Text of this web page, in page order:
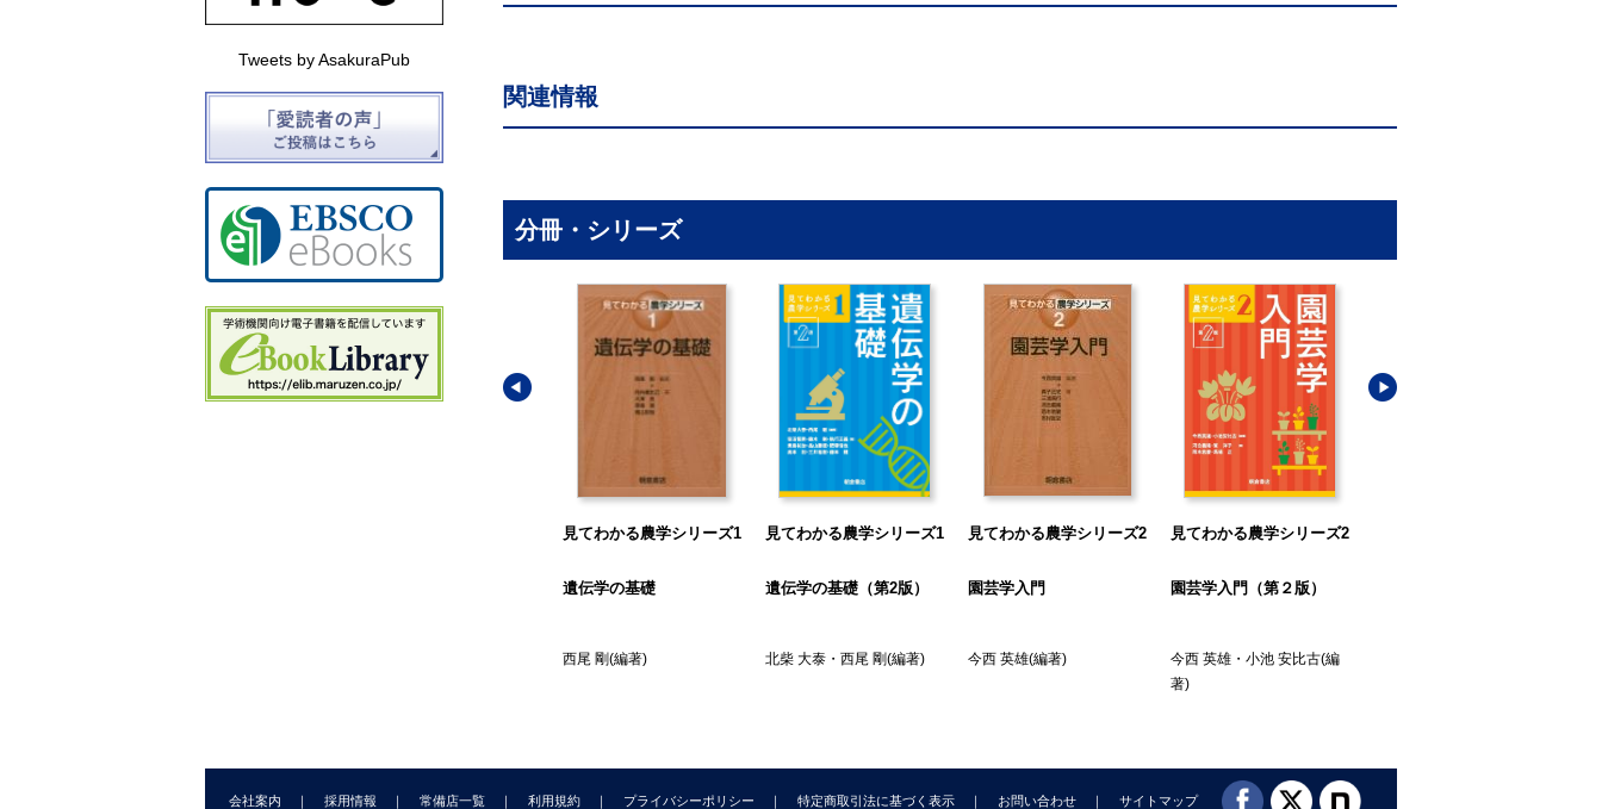
関連情報
分冊・シリーズ
見てわかる農学シリーズ1
遺伝学の基礎
西尾 剛(編著)
見てわかる農学シリーズ1
遺伝学の基礎（第2版）
北柴 大泰 ・ 西尾 剛(編著)
見てわかる農学シリーズ2
園芸学入門
今西 英雄(編著)
見てわかる農学シリーズ2
園芸学入門（第２版）
今西 英雄 ・ 小池 安比古(編
著)
Tweets by AsakuraPub
会社案内 採用情報 常備店一覧 利用規約 プライバシーポリシー 特定商取引法に基づく表示 お問い合わせ サイトマップ